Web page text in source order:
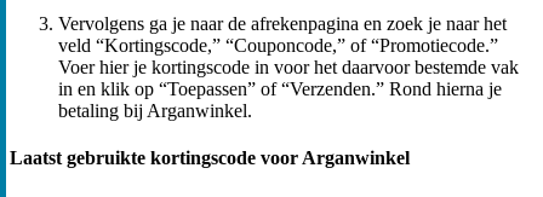
Vervolgens ga je naar de afrekenpagina en zoek je naar het
veld “Kortingscode,” “Couponcode,” of “Promotiecode.”
Voer hier je kortingscode in voor het daarvoor bestemde vak
in en klik op “Toepassen” of “Verzenden.” Rond hierna je
betaling bij Arganwinkel.
Laatst gebruikte kortingscode voor Arganwinkel